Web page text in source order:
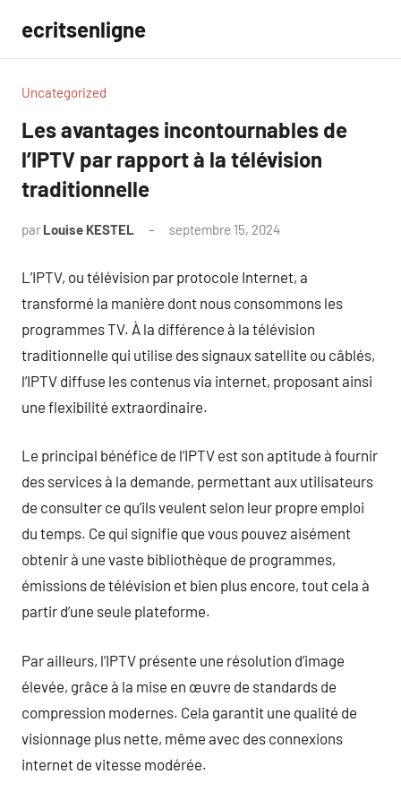
contenu
ecritsenligne
Uncategorized
Les avantages incontournables de
l’IPTV par rapport à la télévision
traditionnelle
par Louise KESTEL septembre 15, 2024
L’IPTV, ou télévision par protocole Internet, a
transformé la manière dont nous consommons les
programmes TV. À la différence à la télévision
traditionnelle qui utilise des signaux satellite ou câblés,
l’IPTV diffuse les contenus via internet, proposant ainsi
une flexibilité extraordinaire.
Le principal bénéfice de l’IPTV est son aptitude à fournir
des services à la demande, permettant aux utilisateurs
de consulter ce qu’ils veulent selon leur propre emploi
du temps. Ce qui signifie que vous pouvez aisément
obtenir à une vaste bibliothèque de programmes,
émissions de télévision et bien plus encore, tout cela à
partir d’une seule plateforme.
Par ailleurs, l’IPTV présente une résolution d’image
élevée, grâce à la mise en œuvre de standards de
compression modernes. Cela garantit une qualité de
visionnage plus nette, même avec des connexions
internet de vitesse modérée.